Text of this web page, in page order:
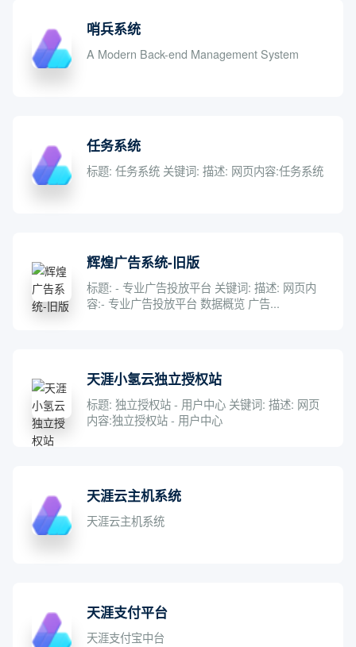
哨兵系统
A Modern Back-end Management System
任务系统
标题: 任务系统 关键词: 描述: 网页内容:任务系统
辉煌广告系统-旧版
标题: - 专业广告投放平台 关键词: 描述: 网页内
容:- 专业广告投放平台 数据概览 广告...
天涯小氢云独立授权站
标题: 独立授权站 - 用户中心 关键词: 描述: 网页
内容:独立授权站 - 用户中心
天涯云主机系统
天涯云主机系统
天涯支付平台
天涯支付宝中台